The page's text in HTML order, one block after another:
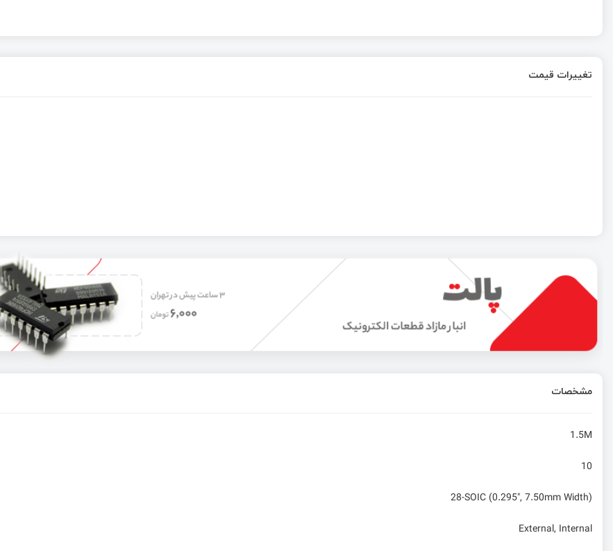
تغییرات قیمت
مشخصات
1.5M
10
28-SOIC (0.295", 7.50mm Width)
External, Internal